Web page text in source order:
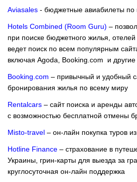
Aviasales - бюджетные авиабилеты по
Hotels Combined (Room Guru) –
при поиске бюджетного жилья, отелей
ведет поиск по всем популярным
включая Agoda, Booking.com и другие
Booking.com – привычный и удобный
бронирования жилья по всему миру
Rentalcars – сайт поиска и аренды
с возможностью бесплатной отмены
Misto-travel – он-лайн покупка туров
Hotline Finance – страхование в
Украины, грин-карты для выезда за
круглосуточная он-лайн поддержка